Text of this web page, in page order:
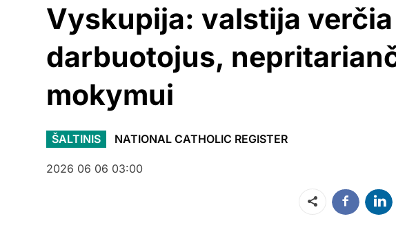
Vyskupija: valstija
darbuotojus,
mokymui
ŠALTINIS NATIONAL CATHOLIC REGISTER
2026 06 06 03:00
Dalintis